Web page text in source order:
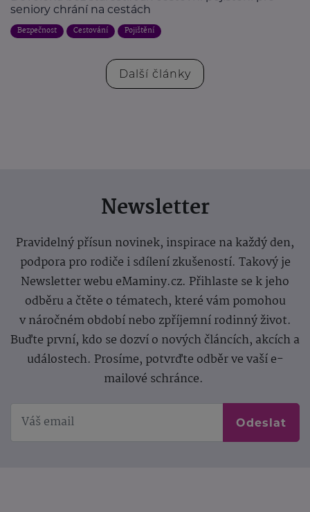
seniory chrání na cestách
Bezpečnost Cestování Pojištění
Další články
Newsletter
Pravidelný přísun novinek, inspirace na každý den,
podpora pro rodiče i sdílení zkušeností. Takový je
Newsletter webu eMaminy.cz. Přihlaste se k jeho
odběru a čtěte o tématech, které vám pomohou
v náročném období nebo zpříjemní rodinný život.
Buďte první, kdo se dozví o nových článcích, akcích a
událostech. Prosíme, potvrďte odběr ve vaší e-
mailové schránce.
Odeslat